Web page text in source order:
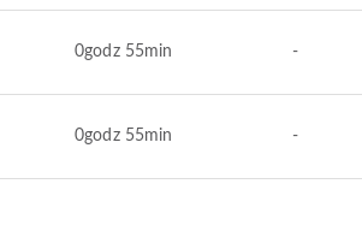
0godz 55min -
0godz 55min -